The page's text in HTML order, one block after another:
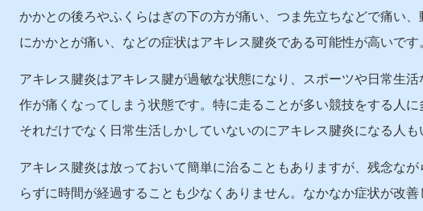
かかとの後ろやふくらはぎの下の方が痛い、つま先立ちなどで痛い、
にかかとが痛い、などの症状はアキレス腱炎である可能性が高いです
アキレス腱炎はアキレス腱が過敏な状態になり、スポーツや日常生活
作が痛くなってしまう状態です。特に走ることが多い競技をする人に
それだけでなく日常生活しかしていないのにアキレス腱炎になる人も
アキレス腱炎は放っておいて簡単に治ることもありますが、残念なが
らずに時間が経過することも少なくありません。なかなか症状が改